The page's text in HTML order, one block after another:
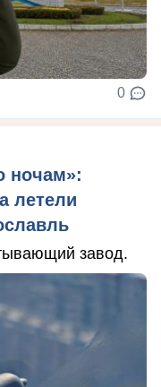
0
ночам»:
летели
завод.